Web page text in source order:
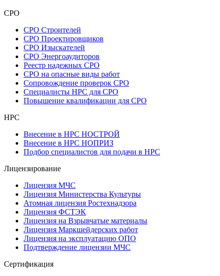
СРО
СРО Строителей
СРО Проектировщиков
СРО Изыскателей
СРО Энергоаудиторов
Реестр надежных СРО
СРО на опасные виды работ
Сопровождение проверок СРО
Специалисты НРС для СРО
Повышение квалификации для СРО
НРС
Внесение в НРС НОСТРОЙ
Внесение в НРС НОПРИЗ
Подбор специалистов для подачи в НРС
Лицензирование
Лицензия МЧС
Лицензия Министерства Культуры
Атомная лицензия Ростехнадзора
Лицензия ФСТЭК
Лицензия на Взрывчатые материалы
Лицензия Маркшейдерских работ
Лицензия на эксплуатацию ОПО
Подтверждение лицензии МЧС
Сертификация